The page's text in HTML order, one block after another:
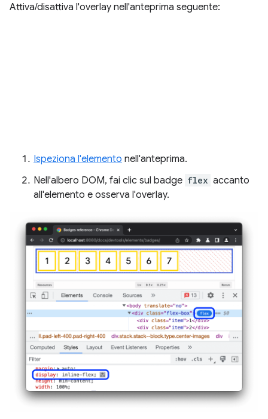
Attiva/disattiva l'overlay nell'anteprima seguente:
Ispeziona l'elemento nell'anteprima.
Nell'albero DOM, fai clic sul badge flex accanto
all'elemento e osserva l'overlay.